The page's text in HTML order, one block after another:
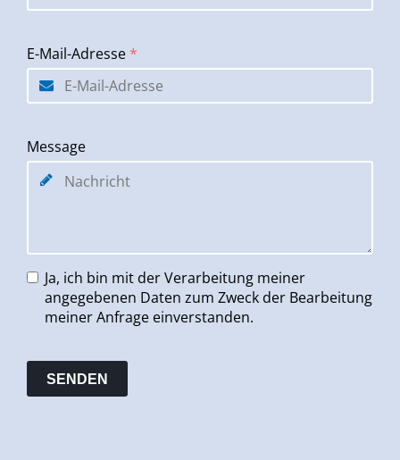
E-Mail-Adresse *
Message
Ja, ich bin mit der Verarbeitung meiner
angegebenen Daten zum Zweck der Bearbeitung
meiner Anfrage einverstanden.